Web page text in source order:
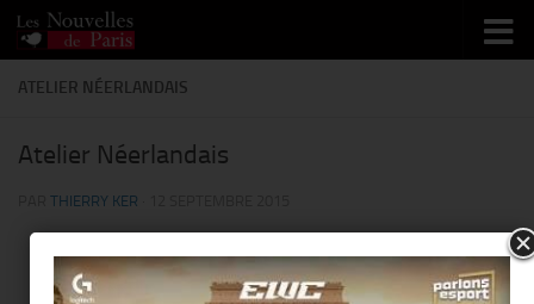
Skip to content
ATELIER NÉERLANDAIS
Atelier Néerlandais
THIERRY KER